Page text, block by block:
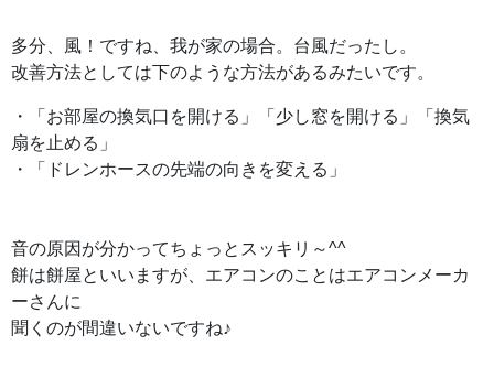
多分、風！ですね、我が家の場合。台風だったし。
改善方法としては下のような方法があるみたいです。
・「お部屋の換気口を開ける」「少し窓を開ける」「換気
扇を止める」
・「ドレンホースの先端の向きを変える」
音の原因が分かってちょっとスッキリ～^^
餅は餅屋といいますが、エアコンのことはエアコンメーカ
ーさんに
聞くのが間違いないですね♪